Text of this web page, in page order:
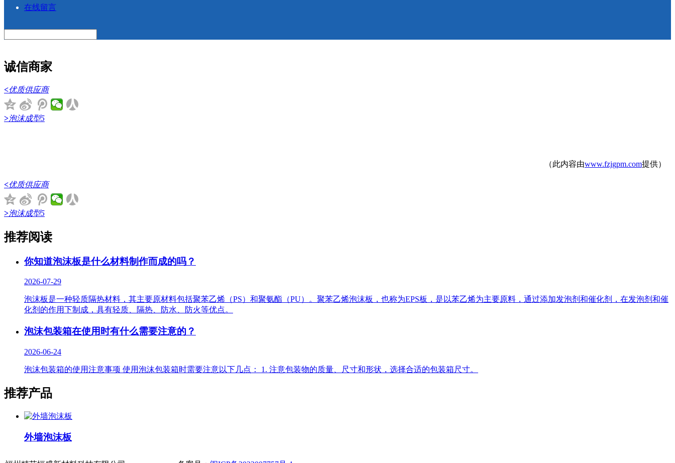
在线留言
诚信商家
<优质供应商
>泡沫成型5
（此内容由www.fzjgpm.com提供）
<优质供应商
>泡沫成型5
推荐阅读
你知道泡沫板是什么材料制作而成的吗？
2026-07-29
泡沫​板是一种轻质隔热材料，其主要原材料包括聚苯乙烯（PS）和聚氨酯（PU）。聚苯乙烯泡沫板，也称为EPS板，是以苯乙烯为主要原料，通过添加发泡剂和催化剂，在发泡剂和催
化剂的作用下制成，具有轻质、隔热、防水、防火等优点。
泡沫​包装箱在使用时有什么需要注意的？
2026-06-24
泡沫​包装箱的使用注意事项 使用泡沫包装箱时需要注意以下几点： 1. 注意包装物的质量、尺寸和形状，选择合适的包装箱尺寸。
推荐产品
外墙泡沫板